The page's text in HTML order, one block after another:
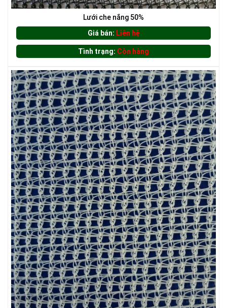
LƯỚI CHẮN ĐỘNG VẬT
LƯỚI XÂY DỰNG
LƯỚI CHẮN CÔN TRÙNG
LƯỚI CHẮN CÔN TRÙNG
Lưới che nắng 50%
Giá bán: Liên hệ
Tình trạng: Còn hàng